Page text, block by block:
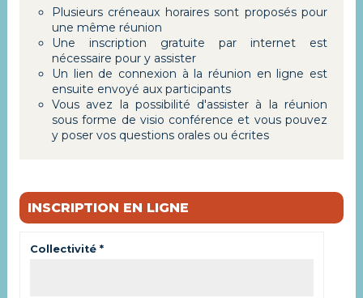
Plusieurs créneaux horaires sont proposés pour
une même réunion
Une inscription gratuite par internet est
nécessaire pour y assister
Un lien de connexion à la réunion en ligne est
ensuite envoyé aux participants
Vous avez la possibilité d'assister à la réunion
sous forme de visio conférence et vous pouvez
y poser vos questions orales ou écrites
INSCRIPTION EN LIGNE
Collectivité *